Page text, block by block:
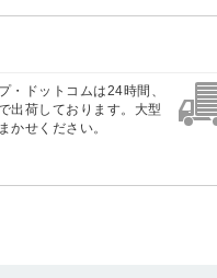
・ドットコムは24時間、
出荷しております。大型
かせください。